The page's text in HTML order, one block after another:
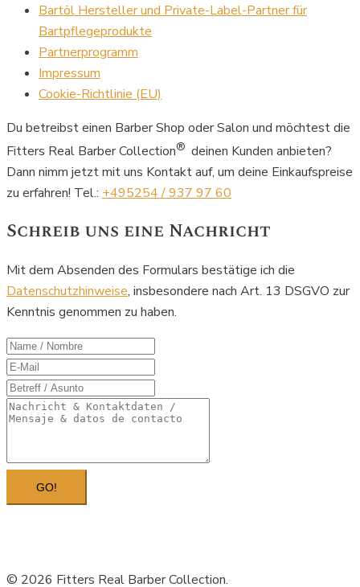
Bartöl Hersteller und Private-Label-Partner für
Bartpflegeprodukte
Partnerprogramm
Impressum
Cookie-Richtlinie (EU)
Du betreibst einen Barber Shop oder Salon und möchtest die
Fitters Real Barber Collection® deinen Kunden anbieten?
Dann nimm jetzt mit uns Kontakt auf, um deine Einkaufspreise
zu erfahren! Tel.: +495254 / 937 97 60
Schreib uns eine Nachricht
Mit dem Absenden des Formulars bestätige ich die
Datenschutzhinweise, insbesondere nach Art. 13 DSGVO zur
Kenntnis genommen zu haben.
GO!
© 2026 Fitters Real Barber Collection.